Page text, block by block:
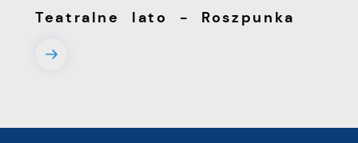
Teatralne lato - Roszpunka